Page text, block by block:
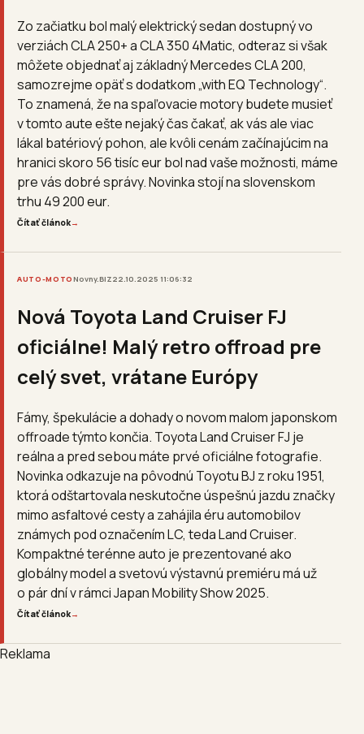
Zo začiatku bol malý elektrický sedan dostupný vo
verziách CLA 250+ a CLA 350 4Matic, odteraz si však
môžete objednať aj základný Mercedes CLA 200,
samozrejme opäť s dodatkom „with EQ Technology“.
To znamená, že na spaľovacie motory budete musieť
v tomto aute ešte nejaký čas čakať, ak vás ale viac
lákal batériový pohon, ale kvôli cenám začínajúcim na
hranici skoro 56 tisíc eur bol nad vaše možnosti, máme
pre vás dobré správy. Novinka stojí na slovenskom
trhu 49 200 eur.
Čítať článok→
AUTO-MOTONovny.BIZ22.10.2025 11:06:32
Nová Toyota Land Cruiser FJ
oficiálne! Malý retro offroad pre
celý svet, vrátane Európy
Fámy, špekulácie a dohady o novom malom japonskom
offroade týmto končia. Toyota Land Cruiser FJ je
reálna a pred sebou máte prvé oficiálne fotografie.
Novinka odkazuje na pôvodnú Toyotu BJ z roku 1951,
ktorá odštartovala neskutočne úspešnú jazdu značky
mimo asfaltové cesty a zahájila éru automobilov
známych pod označením LC, teda Land Cruiser.
Kompaktné terénne auto je prezentované ako
globálny model a svetovú výstavnú premiéru má už
o pár dní v rámci Japan Mobility Show 2025.
Čítať článok→
Reklama